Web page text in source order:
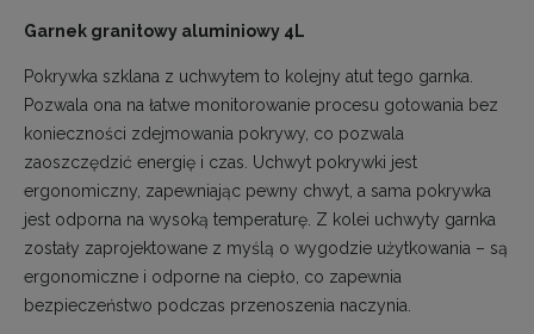
Garnek granitowy aluminiowy 4L
Pokrywka szklana z uchwytem to kolejny atut tego garnka.
Pozwala ona na łatwe monitorowanie procesu gotowania bez
konieczności zdejmowania pokrywy, co pozwala
zaoszczędzić energię i czas. Uchwyt pokrywki jest
ergonomiczny, zapewniając pewny chwyt, a sama pokrywka
jest odporna na wysoką temperaturę. Z kolei uchwyty garnka
zostały zaprojektowane z myślą o wygodzie użytkowania – są
ergonomiczne i odporne na ciepło, co zapewnia
bezpieczeństwo podczas przenoszenia naczynia.